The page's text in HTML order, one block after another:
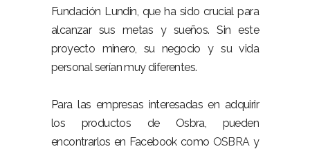
Fundación Lundin, que ha sido crucial para
alcanzar sus metas y sueños. Sin este
proyecto minero, su negocio y su vida
personal serían muy diferentes.
Para las empresas interesadas en adquirir
los productos de Osbra, pueden
encontrarlos en Facebook como OSBRAy